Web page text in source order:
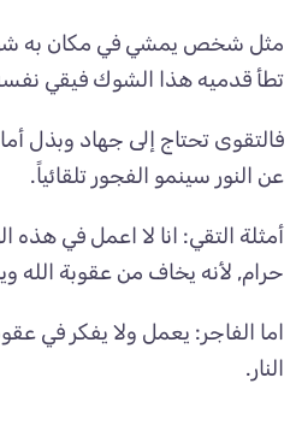
مثل شخص يمشي في مكان به
تطأ قدميه هذا الشوك فيقي
فالتقوى تحتاج إلى جهاد وبذل أما
عن النور سينمو الفجور تلقائياً.
أمثلة التقي: انا لا اعمل في هذه
حرام, لأنه يخاف من عقوبة الله
اما الفاجر: يعمل ولا يفكر في
النار.